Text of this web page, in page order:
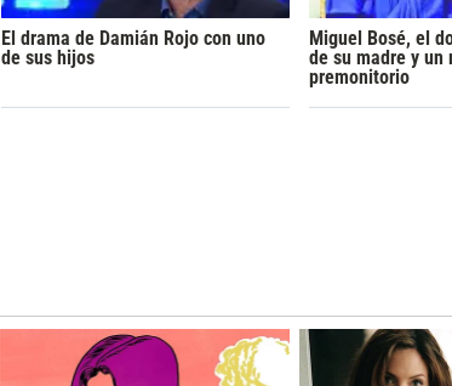
El drama de Damián Rojo con uno
de sus hijos
Miguel Bosé, el
de su madre y un
premonitorio